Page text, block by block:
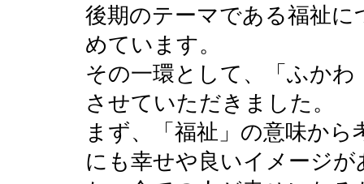
後期のテーマである福祉
めています。
その一環として、「ふか
させていただきました。
まず、「福祉」の意味か
にも幸せや良いイメージ